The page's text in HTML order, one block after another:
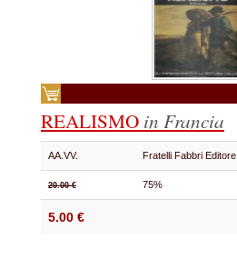
REALISMO in Francia
AA.VV. Fratelli Fabbri Editore
20.00 € 75%
5.00 €